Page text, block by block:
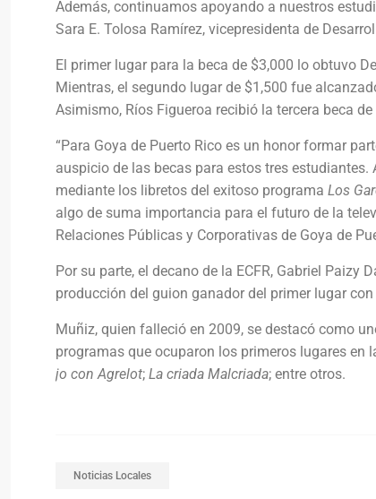
Además, continuamos apoyando a nuestros
Sara E. Tolosa Ramírez, vicepresidenta de
El primer lugar para la beca de $3,000 lo obtuvo
Mientras, el segundo lugar de $1,500 fue
Asimismo, Ríos Figueroa recibió la tercera beca
“Para Goya de Puerto Rico es un honor formar
auspicio de las becas para estos tres
mediante los libretos del exitoso programa Los
algo de suma importancia para el futuro de la
Relaciones Públicas y Corporativas de Goya de
Por su parte, el decano de la ECFR, Gabriel Paizy
producción del guion ganador del primer lugar
Muñiz, quien falleció en 2009, se destacó como
programas que ocuparon los primeros lugares en
jo con Agrelot; La criada Malcriada; entre otros.
Noticias Locales